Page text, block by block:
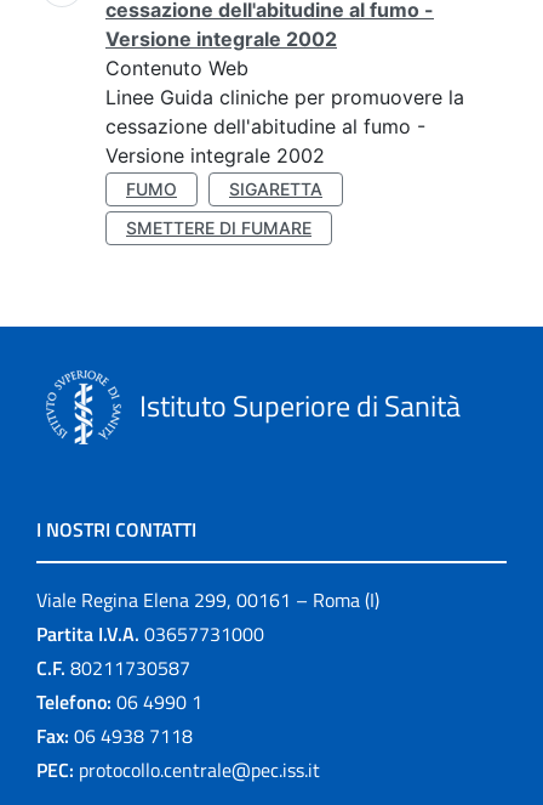
cessazione dell'abitudine al fumo -
Versione integrale 2002
Contenuto Web
Linee Guida cliniche per promuovere la
cessazione dell'abitudine al fumo -
Versione integrale 2002
FUMO
SIGARETTA
SMETTERE DI FUMARE
Istituto Superiore di Sanità
I NOSTRI CONTATTI
Viale Regina Elena 299, 00161 – Roma (I)
Partita I.V.A. 03657731000
C.F. 80211730587
Telefono: 06 4990 1
Fax: 06 4938 7118
PEC: protocollo.centrale@pec.iss.it